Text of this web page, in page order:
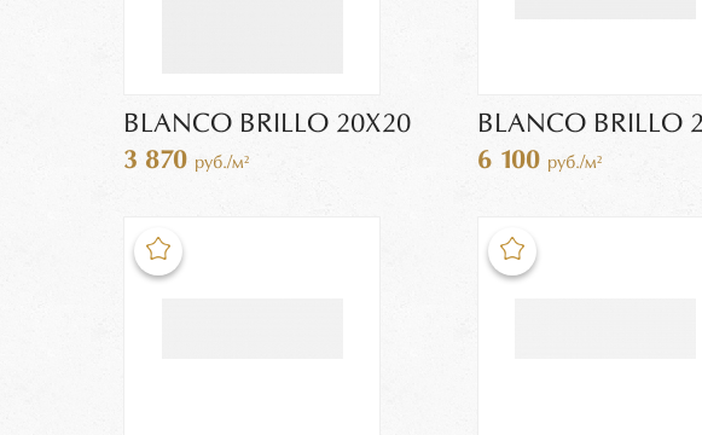
BLANCO BRILLO 20X20
3 870 руб./м²
BLANCO BRILLO
6 100 руб./м²